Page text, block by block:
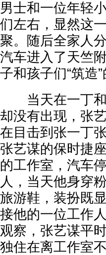
男士和一位年轻
们左右，显然这
聚。随后全家人
汽车进入了天竺
子和孩子们“筑造”
当天在一丁和
却没有出现，张
在目击到张一丁
张艺谋的保时捷
的工作室，汽车
人，当天他身穿
旅游鞋，装扮既
接他的一位工作
观察，张艺谋平
独住在离工作室